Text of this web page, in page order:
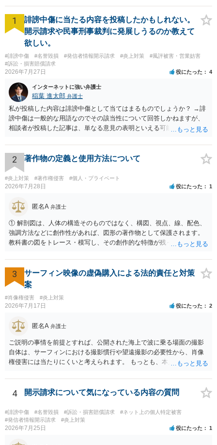
1
誹謗中傷に当たる内容を投稿したかもしれない。
開示請求や民事刑事裁判に発展しうるのか教えて
欲しい。
#誹謗中傷 #名誉毀損 #発信者情報開示請求 #炎上対策
#風評被害・営業妨害
#訴訟・損害賠償請求
2026年7月27日 役にたった 4
インターネットに強い弁護士
稲葉 進太郎 弁護士
私が投稿した内容は誹謗中傷として当てはまるものでしょうか？ →誹
謗中傷は一般的な用語なのでその該当性について回答しかねますが、
相談者が投稿した記事は、単なる意見の表明といえる可能性が高く、
て、開示請求が認められたり、民事裁判や刑事裁判に発展しうるもの
でしょうか？ →権利侵害や、名誉毀損・侮辱に該当する可能性が低い
ため、民事裁判や刑事裁判に発展することはあまり考えられないよう
に思われます。
2 著作物の定義と使用方法について
#炎上対策 #著作権侵害 #個人・プライベート
2026年7月28日 役にたった 1
匿名A 弁護士
① 解剖図は、人体の構造そのものではなく、構図、視点、線、配色、
強調方法などに創作性があれば、図形の著作物として保護されます。
教科書の図をトレース・模写し、その創作的な特徴が残っていれば、
も、SNSへの公開は私的使用には当たりません。 ② 出典を記載するだ
けでは、適法な引用にはなりません。自分の説明や批評が主で、図が
その説明に必要な従たる資料であること、引用部分が明確に区別さ
れ、必要な範囲に限られていることなどが必要です。勉強ノートの教
材として図そのものを中心的に掲載する場合、引用と認められにくい
でしょう。 文章についても、単に所々表現を変えただけで適法になる
とは限りません。医学上の事実を理解したうえで、ご自身の表現と構
成でまとめる必要があります。 安全にSNSで公開するには、教科書の
図をトレース・模写した部分は掲載せず、人体の構造という事実を基
に、自分で構図や表現を工夫して作図する方法が考えられます。ま
た、改変・SNS掲載が認められたオープンライセンス素材を、利用条
件に従って使う方法もあります。トレースした図を残したい場合は、
自分だけの学習用にとどめるのが安全です。
3
サーフィン映像の虚偽購入による法的責任と対策
案
#肖像権侵害 #炎上対策
2026年7月17日 役にたった 2
匿名A 弁護士
ご説明の事情を前提とすれば、公開された海上で波に乗る場面の撮影
自体は、サーフィンにおける撮影慣行や望遠撮影の必要性から、肖像
権侵害には当たりにくいと考えられます。 もっとも、本人の同意前に
です。低解像度化や透かしだけでは十分とは限らず、事前同意を取得
する、第三者が識別できない程度に加工する、又は本人のアカウント
内だけで表示する方法を検討すべきです。 なりすまし購入・転売が行
われた場合、御社の責任が当然に生じるわけではありません。しか
し、自己申告だけで購入でき、自社が照合不一致を検出しても販売を
止めていない現行の運用では、予測可能な不正への対策を怠ったとし
4 開示請求について気になっている内容の質問
#誹謗中傷 #名誉毀損 #訴訟・損害賠償請求
#ネット上の個人特定被害
#発信者情報開示請求
#炎上対策
2026年7月25日 役にたった 1